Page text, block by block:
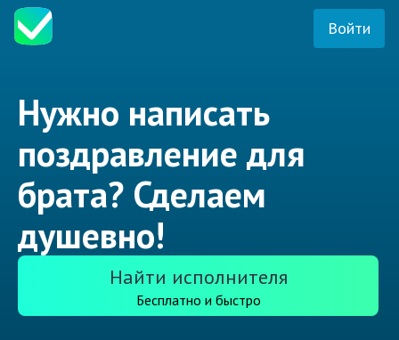
Войти
Нужно написать
поздравление для
брата? Сделаем
душевно!
Найти исполнителя
Бесплатно и быстро